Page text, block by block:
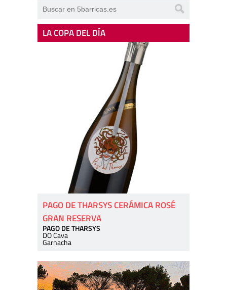
LA COPA DEL DÍA
PAGO DE THARSYS CERÁMICA ROSÉ
GRAN RESERVA
PAGO DE THARSYS
DO Cava
Garnacha